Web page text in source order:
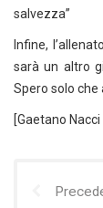
salvezza”
Infine,
sarà un altro
Spero solo che
[Gaetano